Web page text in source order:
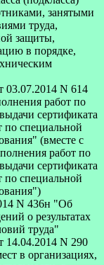
занятыми
труда,
защиты,
в порядке,
03.07.2014 N 614
работ по
сертификата
по специальной
(вместе с
работ по
сертификата
по специальной
N 436н "Об
о результатах
труда"
14.04.2014 N 290
в организациях,